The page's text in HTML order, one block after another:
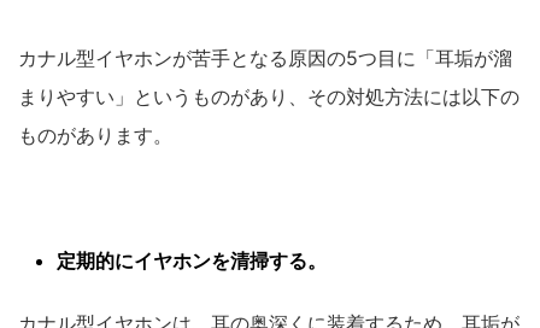
カナル型イヤホンが苦手となる原因の5つ目に「耳垢が溜
まりやすい」というものがあり、その対処方法には以下の
ものがあります。
定期的にイヤホンを清掃する。
カナル型イヤホンは、耳の奥深くに装着するため、耳垢が